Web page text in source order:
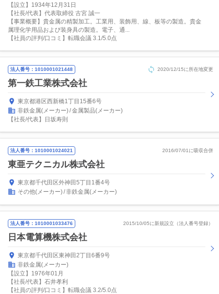
【設立】1934年12月31日
【社長/代表】代表取締役 古宮 誠一
【事業概要】貴金属の精製加工。工業用、装飾用、線、板等の製造。貴金
属理化学用品および装身具の製造。電子、通...
【社員の評判/口コミ】転職会議 3.1/5.0点
法人番号：1010001021448 2020/12/15に所在地変更
第一鉄工業株式会社
東京都港区西新橋1丁目15番6号
非鉄金属(メーカー) 金属製品(メーカー)
【社長/代表】日坂寿則
法人番号：1010001024021 2016/07/01に吸収合併
東亜テクニカル株式会社
東京都千代田区外神田5丁目1番4号
その他(メーカー) 非鉄金属(メーカー)
法人番号：1010001033476 2015/10/05に新規設立（法人番号登録）
日本電算機株式会社
東京都千代田区東神田2丁目6番9号
非鉄金属(メーカー)
【設立】1976年01月
【社長/代表】石井孝利
【社員の評判/口コミ】転職会議 3.2/5.0点